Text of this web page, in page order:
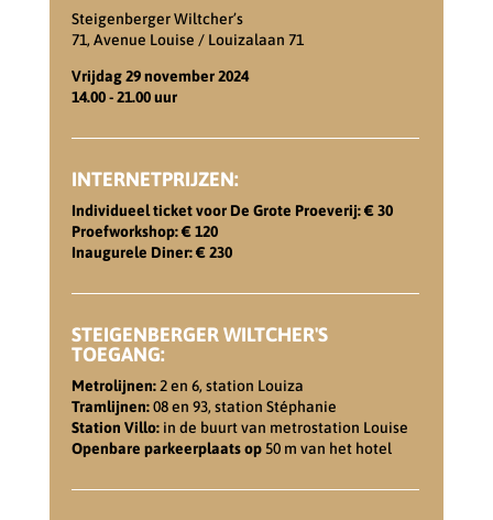
Steigenberger Wiltcher’s
71, Avenue Louise / Louizalaan 71
Vrijdag 29 november 2024
14.00 - 21.00 uur
INTERNETPRIJZEN:
Individueel ticket voor De Grote Proeverij: € 30
Proefworkshop: € 120
Inaugurele Diner: € 230
STEIGENBERGER WILTCHER'S
TOEGANG:
Metrolijnen:2 en 6, station Louiza
Tramlijnen:08 en 93, station Stéphanie
Station Villo:in de buurt van metrostation Louise
Openbare parkeerplaats op50 m van het hotel